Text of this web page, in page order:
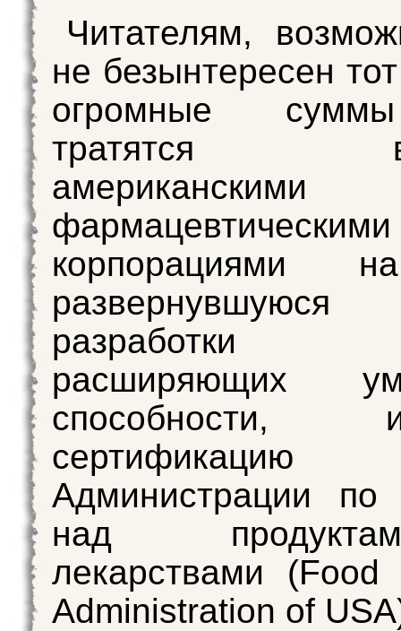
Читателям,
не безынтересен
огромные
тратятся
американскими
фармацевтическими
корпорациями
разработки
расширяющих
Администрации по
над
лекарствами
Administration of